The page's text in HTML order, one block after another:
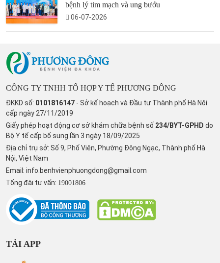
bệnh lý tim mạch và ung bướu
06-07-2026
CÔNG TY TNHH TỔ HỢP Y TẾ PHƯƠNG ĐÔNG
ĐKKD số: 0101816147 - Sở kế hoạch và Đầu tư Thành phố Hà Nội
cấp ngày 27/11/2019
Giấy phép hoạt động cơ sở khám chữa bệnh số 234/BYT-GPHD do
Bộ Y tế cấp bổ sung lần 3 ngày 18/09/2025
Địa chỉ trụ sở: Số 9, Phố Viên, Phường Đông Ngạc, Thành phố Hà
Nội, Việt Nam
Email: info.benhvienphuongdong@gmail.com
Tổng đài tư vấn: 19001806
TẢI APP